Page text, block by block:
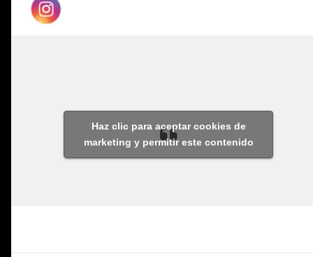
Haz clic para aceptar cookies de
marketing y permitir este contenido